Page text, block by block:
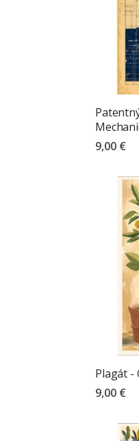
9,00 €
Plagát -
9,00 €